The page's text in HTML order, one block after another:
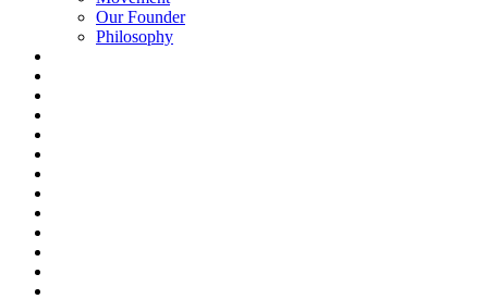
Our Founder
Philosophy